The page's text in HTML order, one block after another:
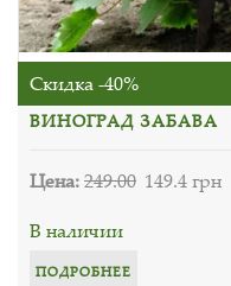
Скидка -40%
ВИНОГРАД ЗАБАВА
Цена:249.00 149.4 грн
В наличии
ПОДРОБНЕЕ